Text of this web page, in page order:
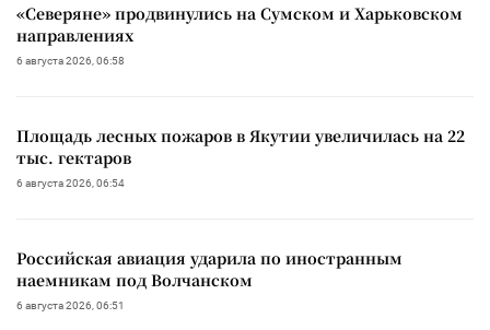
«Северяне» продвинулись на Сумском и Харьковском
направлениях
6 августа 2026, 06:58
Площадь лесных пожаров в Якутии увеличилась на 22
тыс. гектаров
6 августа 2026, 06:54
Российская авиация ударила по иностранным
наемникам под Волчанском
6 августа 2026, 06:51